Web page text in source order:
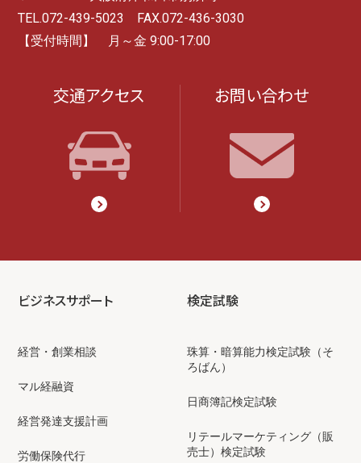
TEL.072-439-5023 FAX.072-436-3030
【受付時間】 月～金 9:00-17:00
交通アクセス お問い合わせ
ビジネスサポート
経営・創業相談
マル経融資
経営発達支援計画
労働保険代行
検定試験
珠算・暗算能力検定試験（そ
ろばん）
日商簿記検定試験
リテールマーケティング（販
売士）検定試験